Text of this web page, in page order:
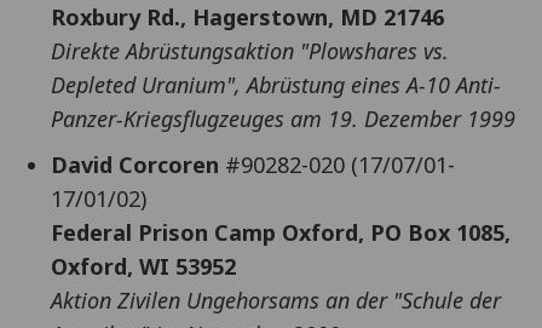
Roxbury Rd., Hagerstown, MD 21746
Direkte Abrüstungsaktion "Plowshares vs.
Depleted Uranium", Abrüstung eines A-10 Anti-
Panzer-Kriegsflugzeuges am 19. Dezember 1999
David Corcoren #90282-020 (17/07/01-
17/01/02)
Federal Prison Camp Oxford, PO Box 1085,
Oxford, WI 53952
Aktion Zivilen Ungehorsams an der "Schule der